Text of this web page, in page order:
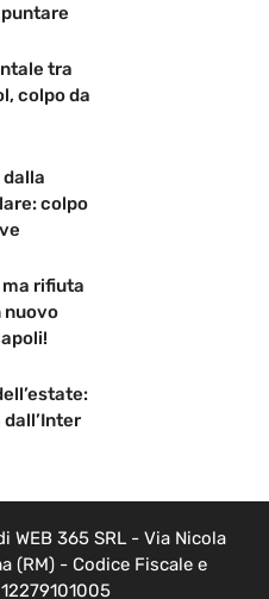
tra
colpo da
dalla
colpo
ma rifiuta
nuovo
365 SRL - Via Nicola
(RM) - Codice Fiscale e